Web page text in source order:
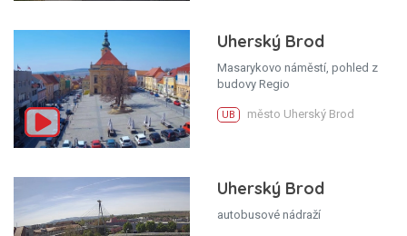
Uherský Brod
Masarykovo náměstí, pohled z
budovy Regio
UB město Uherský Brod
Uherský Brod
autobusové nádraží